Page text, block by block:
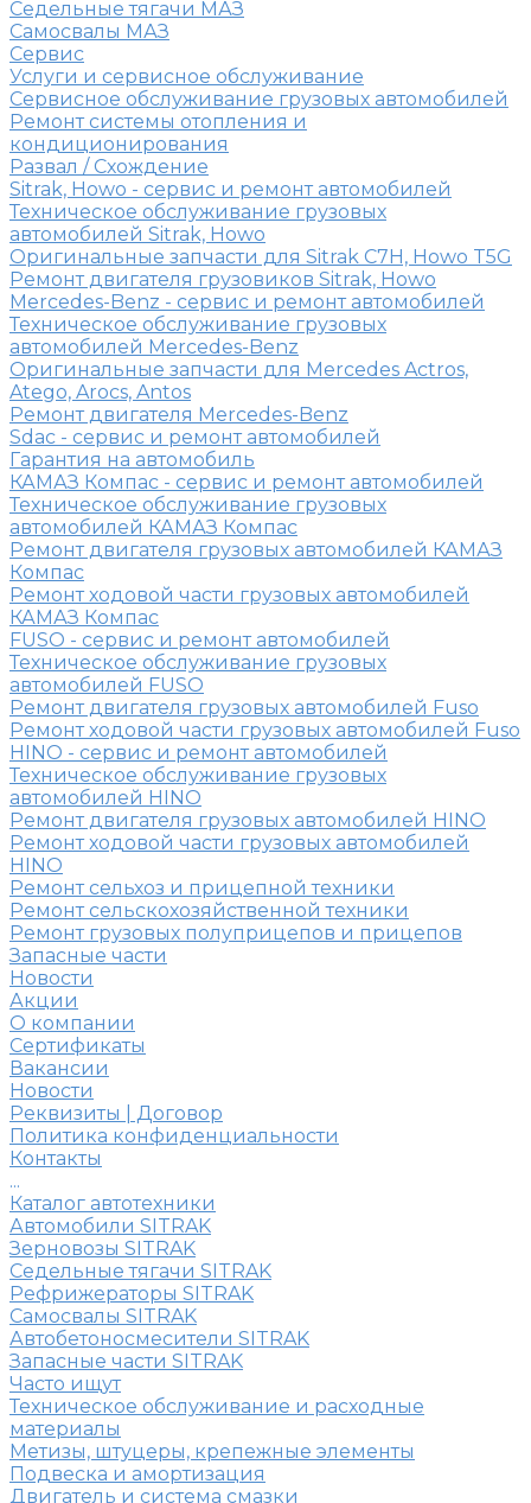
Седельные тягачи МАЗ
Самосвалы МАЗ
Сервис
Услуги и сервисное обслуживание
Сервисное обслуживание грузовых автомобилей
Ремонт системы отопления и
кондиционирования
Развал / Схождение
Sitrak, Howo - сервис и ремонт автомобилей
Техническое обслуживание грузовых
автомобилей Sitrak, Howo
Оригинальные запчасти для Sitrak C7H, Howo T5G
Ремонт двигателя грузовиков Sitrak, Howo
Mercedes-Benz - сервис и ремонт автомобилей
Техническое обслуживание грузовых
автомобилей Mercedes-Benz
Оригинальные запчасти для Mercedes Actros,
Atego, Arocs, Antos
Ремонт двигателя Mercedes-Benz
Sdac - сервис и ремонт автомобилей
Гарантия на автомобиль
КАМАЗ Компас - сервис и ремонт автомобилей
Техническое обслуживание грузовых
автомобилей КАМАЗ Компас
Ремонт двигателя грузовых автомобилей КАМАЗ
Компас
Ремонт ходовой части грузовых автомобилей
КАМАЗ Компас
FUSO - сервис и ремонт автомобилей
Техническое обслуживание грузовых
автомобилей FUSO
Ремонт двигателя грузовых автомобилей Fuso
Ремонт ходовой части грузовых автомобилей Fuso
HINO - сервис и ремонт автомобилей
Техническое обслуживание грузовых
автомобилей HINO
Ремонт двигателя грузовых автомобилей HINO
Ремонт ходовой части грузовых автомобилей
HINO
Ремонт сельхоз и прицепной техники
Ремонт сельскохозяйственной техники
Ремонт грузовых полуприцепов и прицепов
Запасные части
Новости
Акции
О компании
Сертификаты
Вакансии
Новости
Реквизиты | Договор
Политика конфиденциальности
Контакты
...
Каталог автотехники
Автомобили SITRAK
Зерновозы SITRAK
Седельные тягачи SITRAK
Рефрижераторы SITRAK
Самосвалы SITRAK
Автобетоносмесители SITRAK
Запасные части SITRAK
Часто ищут
Техническое обслуживание и расходные
материалы
Метизы, штуцеры, крепежные элементы
Подвеска и амортизация
Двигатель и система смазки